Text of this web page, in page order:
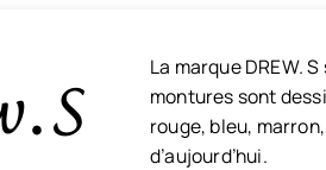
La marque DREW.
montures sont
rouge, bleu,
d’aujourd’hui.